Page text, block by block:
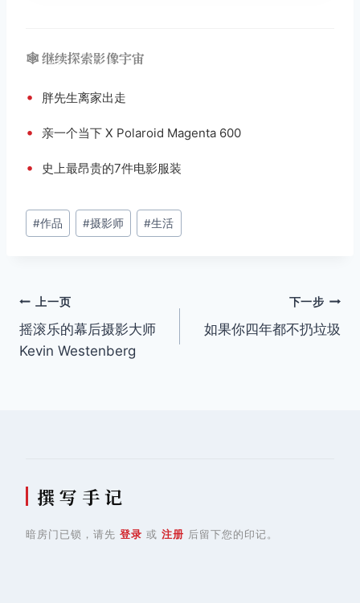
🕸️ 继续探索影像宇宙
• 胖先生离家出走
• 亲一个当下 X Polaroid Magenta 600
• 史上最昂贵的7件电影服装
文
章
#作品 #摄影师 #生活
文
章
上一页
摇滚乐的幕后摄影大师
Kevin Westenberg
下一步
如果你四年都不扔垃圾
撰 写 手 记
暗房门已锁，请先 登录 或 注册 后留下您的印记。